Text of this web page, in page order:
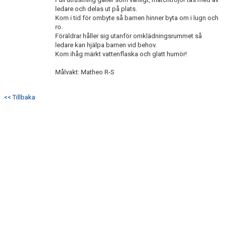
ledare och delas ut på plats.
Kom i tid för ombyte så barnen hinner byta om i lugn och
ro.
Föräldrar håller sig utanför omklädningsrummet så
ledare kan hjälpa barnen vid behov.
Kom ihåg märkt vattenflaska och glatt humör!
Målvakt: Matheo R-S
<< Tillbaka